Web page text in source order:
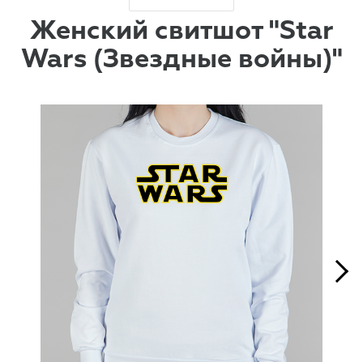
Женский свитшот "Star
Wars (Звездные войны)"